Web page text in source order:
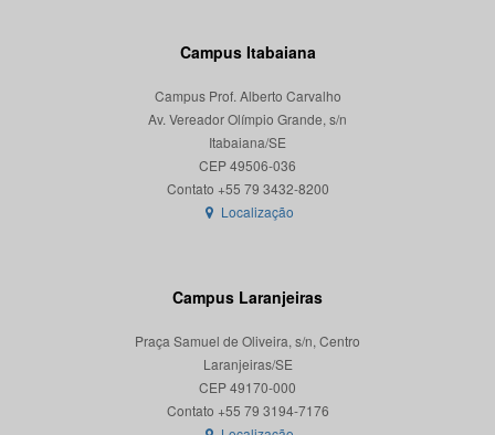
Campus Itabaiana
Campus Prof. Alberto Carvalho
Av. Vereador Olímpio Grande, s/n
Itabaiana/SE
CEP 49506-036
Localização
Campus Laranjeiras
Praça Samuel de Oliveira, s/n, Centro
Laranjeiras/SE
CEP 49170-000